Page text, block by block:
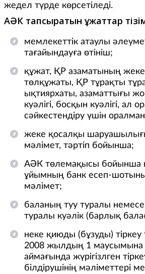
жедел түрде көрсетіледі.
АӘК тапсыратын құжаттар
мемлекеттік атаулы
тағайындауға өтініш;
құжат, ҚР азаматының жеке
төлқұжаты, ҚР тұрақты
ықтиярхаты, азаматтығы
куәлігі, босқын куәлігі, ал
сәйкестендіру үшін оралман
жеке қосалқы
мәлімет, тәртіп бойынша;
АӘК төлемақысы бойынша
ұйымның банк есеп-
мәлімет;
баланың туу туралы
туралы куәлік (барлық
неке қиюды (бұзуды) тіркеу
2008 жылдың 1 маусымына
аймағында жүрігізлген
білдірушінің мәліметтері